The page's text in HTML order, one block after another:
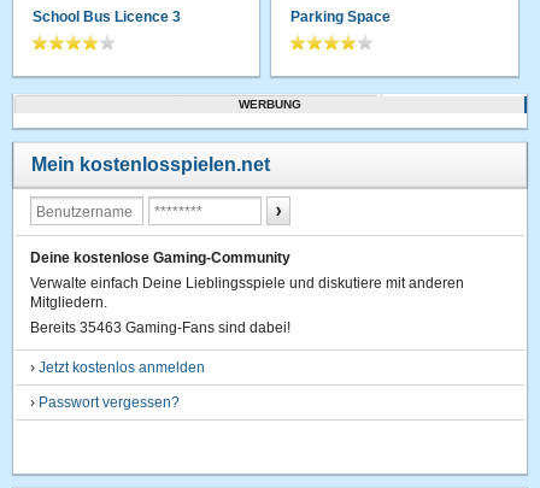
School Bus Licence 3 Parking Space
WERBUNG
Mein kostenlosspielen.net
Deine kostenlose Gaming-Community
Verwalte einfach Deine Lieblingsspiele und diskutiere mit anderen
Mitgliedern.
Bereits 35463 Gaming-Fans sind dabei!
›Jetzt kostenlos anmelden
› Passwort vergessen?